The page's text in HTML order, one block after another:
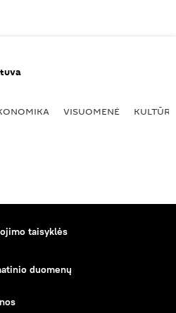
VISUOMENĖ KULTŪRA
taisyklės
duomenų